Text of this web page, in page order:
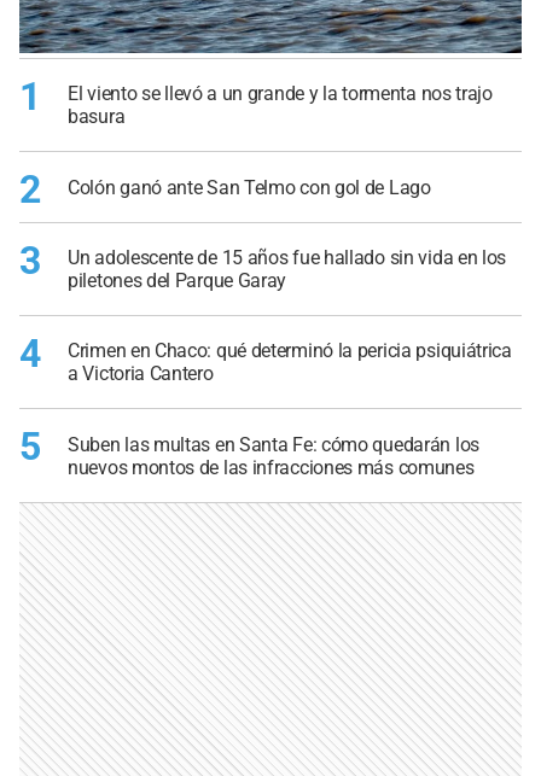
1
El viento se llevó a un grande y la tormenta nos trajo
basura
2 Colón ganó ante San Telmo con gol de Lago
3
Un adolescente de 15 años fue hallado sin vida en los
piletones del Parque Garay
4
Crimen en Chaco: qué determinó la pericia psiquiátrica
a Victoria Cantero
5
Suben las multas en Santa Fe: cómo quedarán los
nuevos montos de las infracciones más comunes